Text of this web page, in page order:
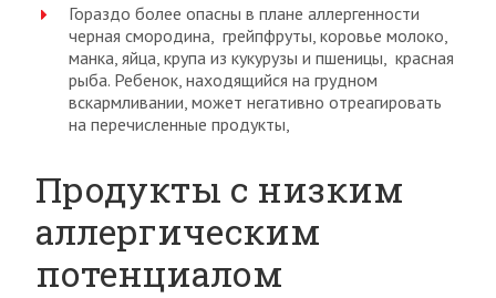
Гораздо более опасны в плане аллергенности
черная смородина, грейпфруты, коровье молоко,
манка, яйца, крупа из кукурузы и пшеницы, красная
рыба. Ребенок, находящийся на грудном
вскармливании, может негативно отреагировать
на перечисленные продукты,
Продукты с низким
аллергическим
потенциалом